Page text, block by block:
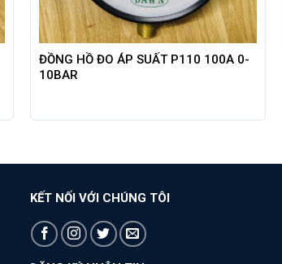
ĐỒNG HỒ ĐO ÁP SUẤT P110 100A 0-
10BAR
KẾT NỐI VỚI CHÚNG TÔI